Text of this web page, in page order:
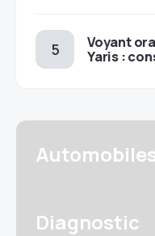
Voyant
Yaris :
Diagnostic